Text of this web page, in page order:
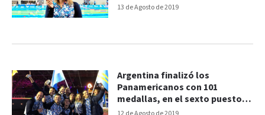
13 de Agosto de 2019
Argentina finalizó los
Panamericanos con 101
medallas, en el sexto puesto
del medallero